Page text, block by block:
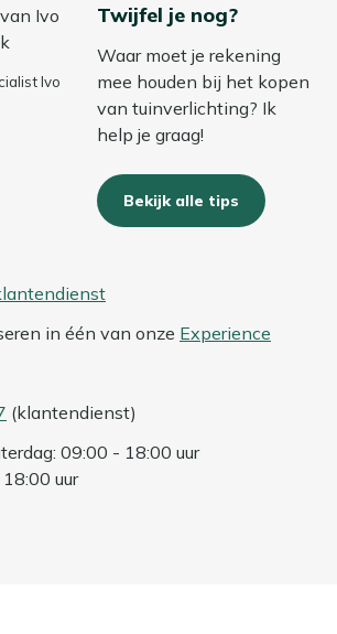
Ivo
Twijfel je nog?
Waar moet je rekening
mee houden bij het kopen
van tuinverlichting? Ik
help je graag!
Bekijk alle tips
in één van onze Experience
(klantendienst)
09:00 - 18:00 uur
uur